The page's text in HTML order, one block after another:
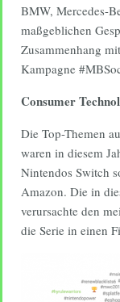
BMW, Mercedes-
maßgeblichen
Zusammenhang
Kampagne
Consumer
Die Top-Themen
waren in diesem
Nintendos Switch
Amazon. Die in
verursachte den
die Serie in einen